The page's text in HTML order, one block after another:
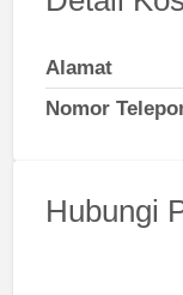
Alamat
Nomor
Hubungi